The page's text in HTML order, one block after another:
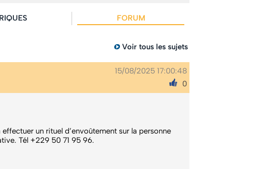
FORUM
Voir tous les sujets
15/08/2025 17:00:48
0
un rituel d’envoûtement sur la personne
Tél +229 50 71 95 96.